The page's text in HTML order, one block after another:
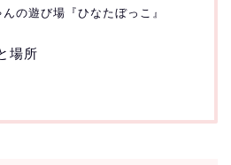
の遊び場『ひなたぼっこ』
場所